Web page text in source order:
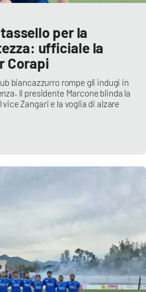
per la
ufficiale la
Corapi
biancazzurro rompe gli indugi in
Il presidente Marcone blinda la
Zangari e la voglia di alzare